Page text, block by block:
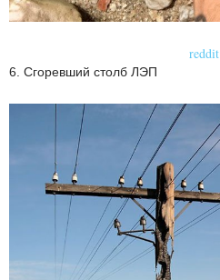
reddit
6. Сгоревший столб ЛЭП